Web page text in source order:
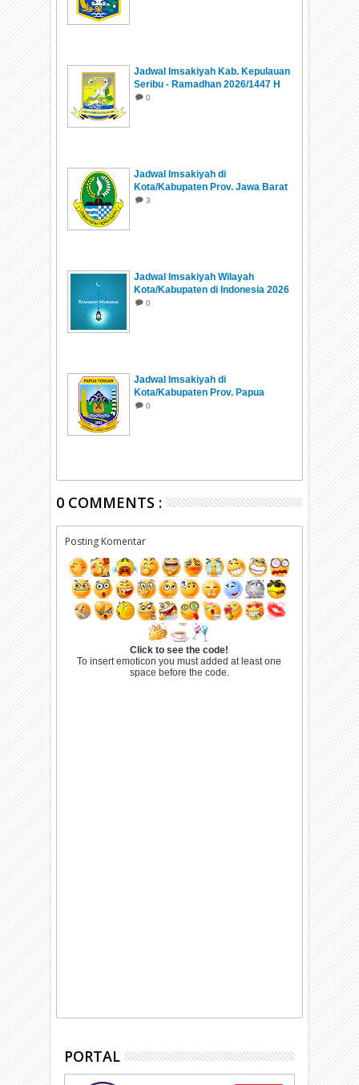
Jadwal Imsakiyah Kab. Kepulauan
Seribu - Ramadhan 2026/1447 H
0
Jadwal Imsakiyah di
Kota/Kabupaten Prov. Jawa Barat
Ramadhan 1447 H/2026
3
Jadwal Imsakiyah Wilayah
Kota/Kabupaten di Indonesia 2026
0
Jadwal Imsakiyah di
Kota/Kabupaten Prov. Papua
Tengah Ramadhan 1447 H/2026
0
0 COMMENTS :
Posting Komentar
Click to see the code!
To insert emoticon you must added at least one
space before the code.
PORTAL